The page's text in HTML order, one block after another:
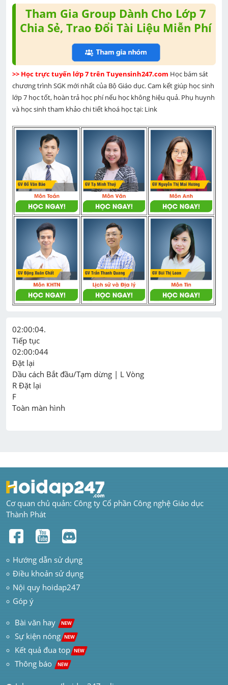
Tham Gia Group Dành Cho Lớp 7
Chia Sẻ, Trao Đổi Tài Liệu Miễn Phí
>> Học trực tuyến lớp 7 trên Tuyensinh247.com Học bám sát
chương trình SGK mới nhất của Bộ Giáo dục. Cam kết giúp học sinh
lớp 7 học tốt, hoàn trả học phí nếu học không hiệu quả. Phụ huynh
và học sinh tham khảo chi tiết khoá học tại: Link
02:00:04.
Tiếp tục
02:00:044
Đặt lại
Dầu cách Bắt đầu/Tạm dừng | L Vòng
R Đặt lại
F
Cơ quan chủ quản: Công ty Cổ phần Công nghệ Giáo dục
Thành Phát
Hướng dẫn sử dụng
Điều khoản sử dụng
Nội quy hoidap247
Góp ý
Bài văn hay NEW
Sự kiện nóng NEW
Kết quả đua top NEW
Thông báo NEW